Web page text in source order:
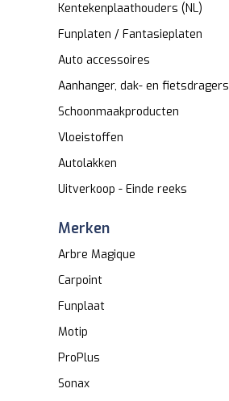
Kentekenplaathouders (NL)
Funplaten / Fantasieplaten
Auto accessoires
Aanhanger, dak- en fietsdragers
Schoonmaakproducten
Vloeistoffen
Autolakken
Uitverkoop - Einde reeks
Merken
Arbre Magique
Carpoint
Funplaat
Motip
ProPlus
Sonax